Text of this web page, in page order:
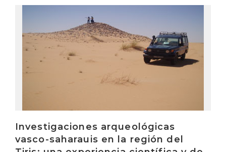
Investigaciones arqueológicas
vasco-saharauis en la región del